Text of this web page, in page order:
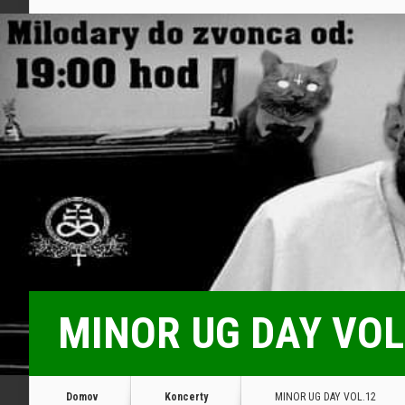
MINOR UG DAY
Domov Koncerty MINOR UG DAY VOL.12